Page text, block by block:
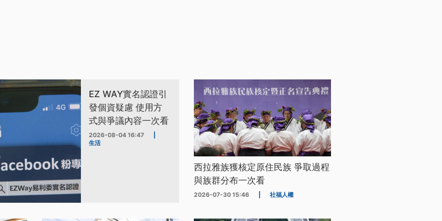
EZ WAY實名認證引
發個資疑慮 使用方
式與爭議內容一次看
2026-08-04 16:47
生活
西拉雅族獲核定原住民族 爭取過程
與族群分布一次看
2026-07-30 15:46 社福人權